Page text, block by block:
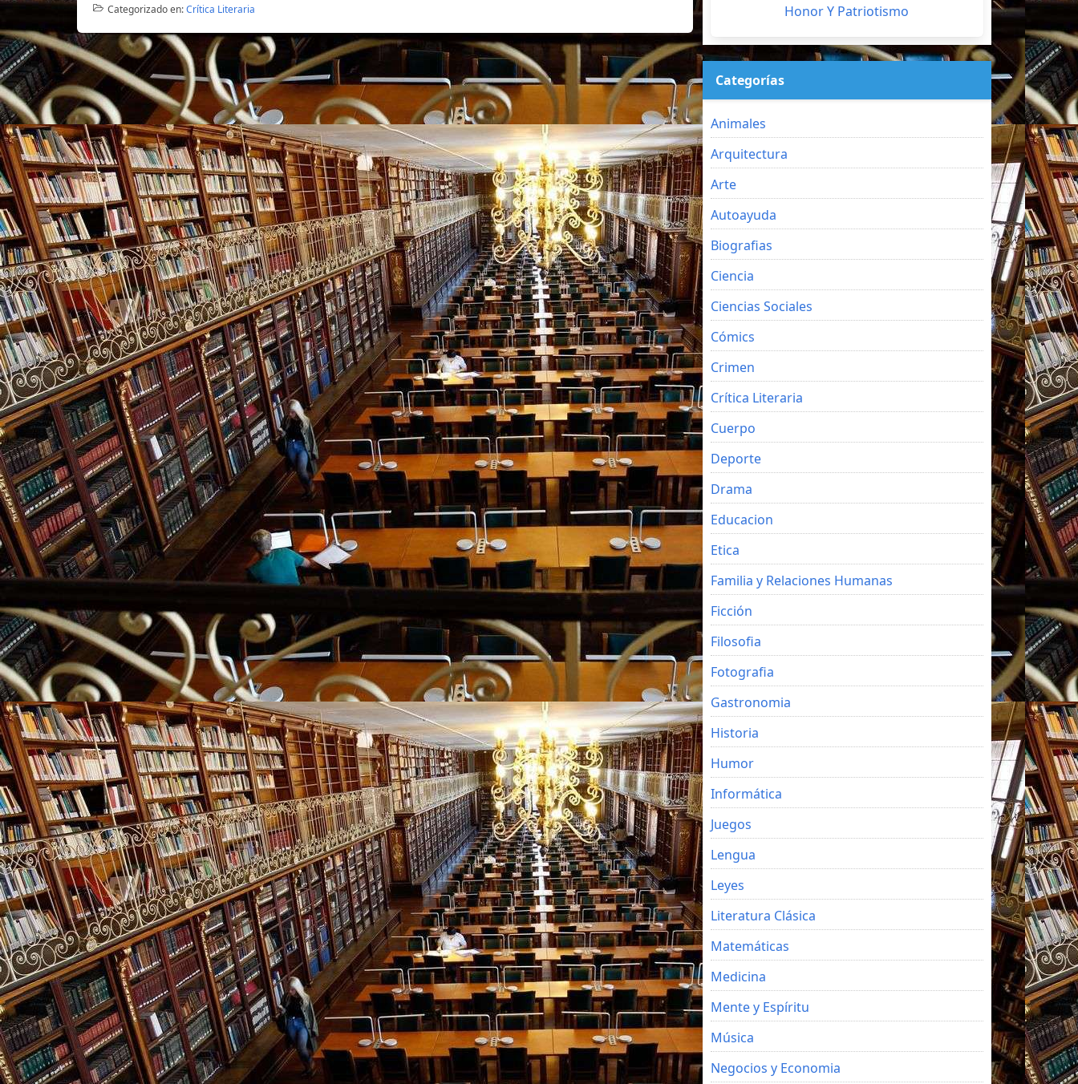
Categorizado en:Crítica Literaria Honor Y Patriotismo
Categorías
Animales
Arquitectura
Arte
Autoayuda
Biografias
Ciencia
Ciencias Sociales
Cómics
Crimen
Crítica Literaria
Cuerpo
Deporte
Drama
Educacion
Etica
Familia y Relaciones Humanas
Ficción
Filosofia
Fotografia
Gastronomia
Historia
Humor
Informática
Juegos
Lengua
Leyes
Literatura Clásica
Matemáticas
Medicina
Mente y Espíritu
Música
Negocios y Economia